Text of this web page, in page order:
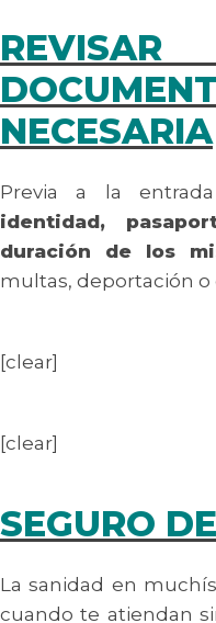
NECESARIA
Previa a la
identidad,
duración de los
multas, deportación o
[clear]
[clear]
SEGURO
La sanidad en
cuando te atiendan